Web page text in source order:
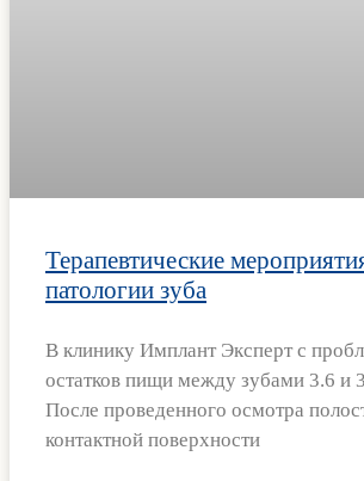
Терапевтические
патологии зуба
В клинику Имплант Эксперт с
остатков пищи между зубами 3.6 и
После проведенного осмотра
контактной поверхности